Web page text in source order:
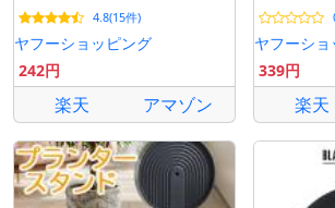
4.8(15件)
ヤフーショッピング
242円
楽天 アマゾン
ヤフーシ
339円
楽天